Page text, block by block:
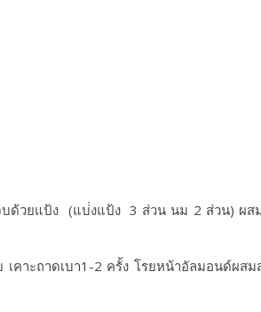
บด้วยแป้ง (แบ่่งแป้ง 3 ส่วน นม 2 ส่วน)​ ผส
เคาะถาดเบา1-2​ ครั้ง โรยหน้าอัลมอนด์ผสม